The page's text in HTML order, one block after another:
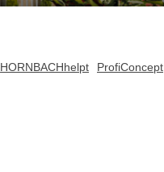
HORNBACHhelpt ProfiConcept